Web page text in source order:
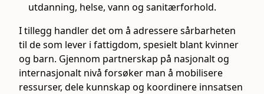
utdanning, helse, vann og sanitærforhold.
I tillegg handler det om å adressere sårbarheten
til de som lever i fattigdom, spesielt blant kvinner
og barn. Gjennom partnerskap på nasjonalt og
internasjonalt nivå forsøker man å mobilisere
ressurser, dele kunnskap og koordinere innsatsen